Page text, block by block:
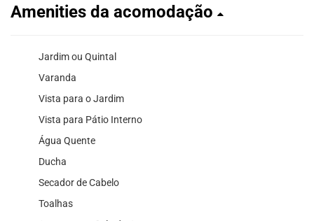
Amenities da acomodação
Jardim ou Quintal
Varanda
Vista para o Jardim
Vista para Pátio Interno
Água Quente
Ducha
Secador de Cabelo
Toalhas